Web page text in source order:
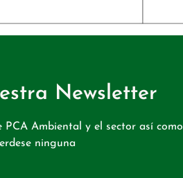
Newsletter
PCA Ambiental y el sector así como
ninguna